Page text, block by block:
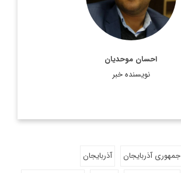
احسان موحدیان
نویسنده خبر
جمهوری آذربایجان
آذربایجان